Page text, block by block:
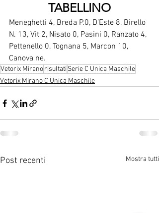
TABELLINO
Meneghetti 4, Breda P.0, D’Este 8, Birello
N. 13, Vit 2, Nisato 0, Pasini 0, Ranzato 4,
Pettenello 0, Tognana 5, Marcon 10,
Canova ne.
Vetorix Miranorisultati Serie C Unica Maschile
Vetorix Mirano C Unica Maschile
Post recenti Mostra tutti